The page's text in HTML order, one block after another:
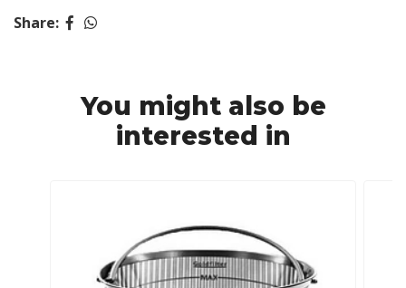
Share:
You might also be
interested in